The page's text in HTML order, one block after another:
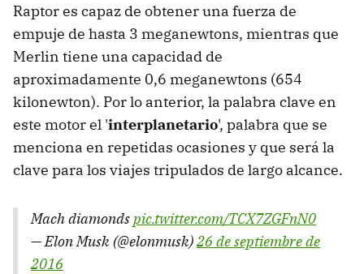
Raptor es capaz de obtener una fuerza de
empuje de hasta 3 meganewtons, mientras que
Merlin tiene una capacidad de
aproximadamente 0,6 meganewtons (654
kilonewton). Por lo anterior, la palabra clave en
este motor el 'interplanetario', palabra que se
menciona en repetidas ocasiones y que será la
clave para los viajes tripulados de largo alcance.
Mach diamondspic.twitter.com/TCX7ZGFnN0
— Elon Musk (@elonmusk)26 de septiembre de
2016